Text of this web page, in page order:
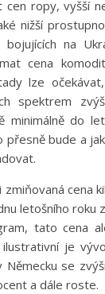
ropy, vyšší
nižší
na
cena
lze
spektrem
minimálně do
přesně bude a
zmiňovaná cena
letošního roku
tato cena
je
Německu se
a dále roste.